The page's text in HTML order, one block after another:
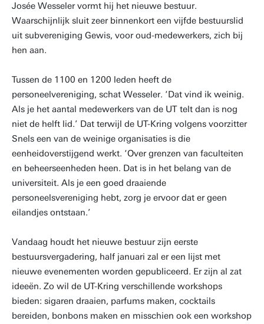
Josée Wesseler vormt hij het nieuwe bestuur.
Waarschijnlijk sluit zeer binnenkort een vijfde bestuurslid
uit subvereniging Gewis, voor oud-medewerkers, zich bij
hen aan.
Tussen de 1100 en 1200 leden heeft de
personeelvereniging, schat Wesseler. ‘Dat vind ik weinig.
Als je het aantal medewerkers van de UT telt dan is nog
niet de helft lid.’ Dat terwijl de UT-Kring volgens voorzitter
Snels een van de weinige organisaties is die
eenheidoverstijgend werkt. ‘Over grenzen van faculteiten
en beheerseenheden heen. Dat is in het belang van de
universiteit. Als je een goed draaiende
personeelsvereniging hebt, zorg je ervoor dat er geen
eilandjes ontstaan.’
Vandaag houdt het nieuwe bestuur zijn eerste
bestuursvergadering, half januari zal er een lijst met
nieuwe evenementen worden gepubliceerd. Er zijn al zat
ideeën. Zo wil de UT-Kring verschillende workshops
bieden: sigaren draaien, parfums maken, cocktails
bereiden, bonbons maken en misschien ook een workshop